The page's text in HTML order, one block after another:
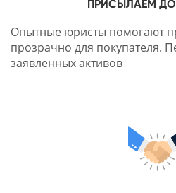
ПРИСЫЛАЕМ
Опытные юристы помогают
прозрачно для покупателя.
заявленных активов